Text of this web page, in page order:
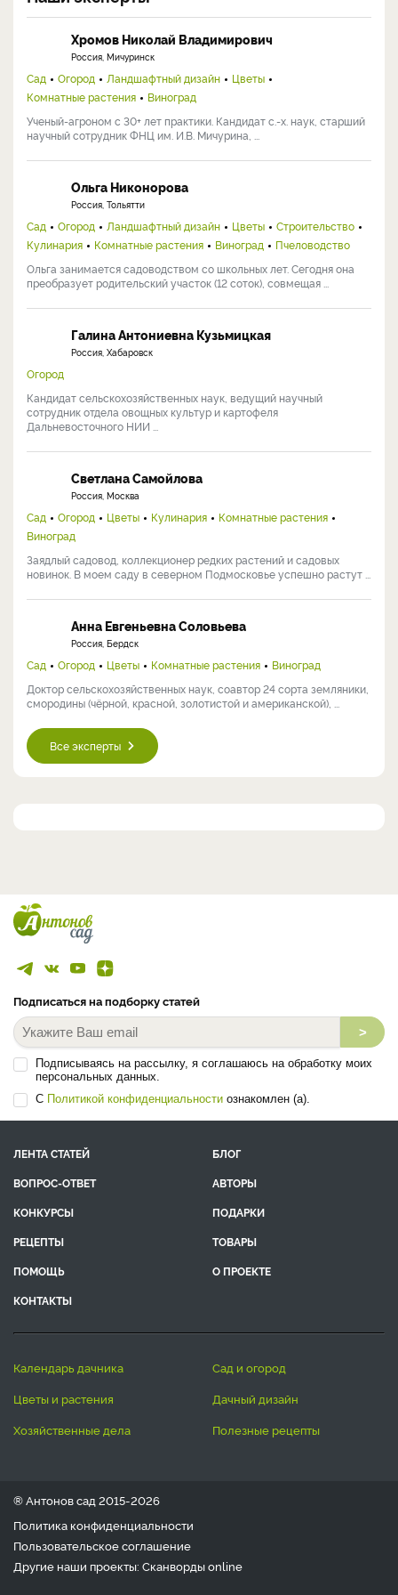
Хромов Николай Владимирович
Россия, Мичуринск
Сад Огород Ландшафтный дизайн
Цветы
Комнатные растения
Виноград
Ученый-агроном с 30+ лет практики. Кандидат с.-х. наук, старший
научный сотрудник ФНЦ им. И.В. Мичурина, ...
Ольга Никонорова
Россия, Тольятти
Сад Огород Ландшафтный дизайн Цветы
Строительство
Кулинария
Комнатные растения Виноград
Пчеловодство
Ольга занимается садоводством со школьных лет. Сегодня она
преобразует родительский участок (12 соток), совмещая ...
Галина Антониевна Кузьмицкая
Россия, Хабаровск
Огород
Кандидат сельскохозяйственных наук, ведущий научный
сотрудник отдела овощных культур и картофеля
Дальневосточного НИИ ...
Светлана Самойлова
Россия, Москва
Сад Огород Цветы Кулинария
Комнатные растения
Виноград
Заядлый садовод, коллекционер редких растений и садовых
новинок. В моем саду в северном Подмосковье успешно растут ...
Анна Евгеньевна Соловьева
Россия, Бердск
Сад Огород Цветы Комнатные растения
Виноград
Доктор сельскохозяйственных наук, соавтор 24 сорта земляники,
смородины (чёрной, красной, золотистой и американской), ...
Все эксперты
Подписаться на подборку статей
>
Подписываясь на рассылку, я соглашаюсь на обработку моих
персональных данных.
С Политикой конфиденциальности ознакомлен (а).
ЛЕНТА СТАТЕЙ
БЛОГ
ВОПРОС-ОТВЕТ
АВТОРЫ
КОНКУРСЫ
ПОДАРКИ
РЕЦЕПТЫ
ТОВАРЫ
ПОМОЩЬ
О ПРОЕКТЕ
КОНТАКТЫ
календарь дачника
сад и огород
цветы и растения
дачный дизайн
хозяйственные дела
полезные рецепты
® Антонов сад 2015-2026
Политика конфиденциальности
Пользовательское соглашение
Другие наши проекты: Сканвордыonline